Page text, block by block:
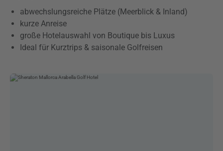
abwechslungsreiche Plätze (Meerblick & Inland)
kurze Anreise
große Hotelauswahl von Boutique bis Luxus
Ideal für Kurztrips & saisonale Golfreisen